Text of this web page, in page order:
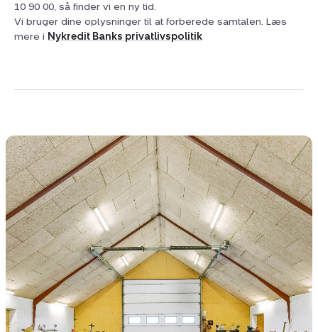
10 90 00, så finder vi en ny tid.
Vi bruger dine oplysninger til at forberede samtalen. Læs
mere i Nykredit Banks privatlivspolitik